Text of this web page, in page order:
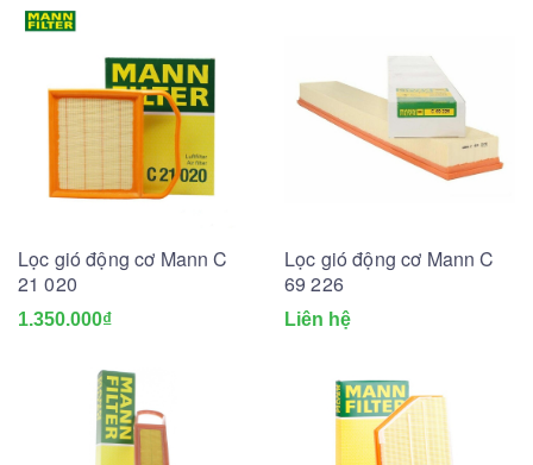
Lọc gió động cơ Mann C
21 020
1.350.000₫
Lọc gió động cơ Mann C
69 226
Liên hệ